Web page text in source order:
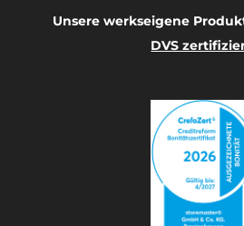
Unsere werkseigene
DVS